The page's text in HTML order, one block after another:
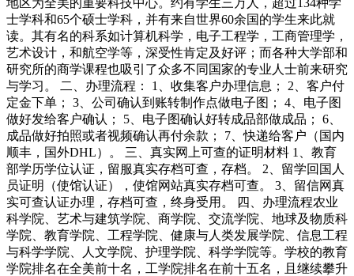
地区为全美的重要科技中心。约有学生三万人，超过134种学
士学科和65个硕士学科，并有来自世界60余国的学生来此就
读。其有名的科系如计算机科学，电子工程学，工商管理学，
艺术设计，和航空学等，深受性肯定及好评；而各种大学部和
研究所的商学课程也吸引了众多不同国家的专业人士前来研究
与学习。 二、办理流程： 1、收集客户办理信息； 2、客户付
定金下单； 3、公司确认到账转制作点做电子图； 4、电子图
做好发给客户确认； 5、电子图确认好转成品部做成品； 6、
成品做好拍照或者视频确认再付余款； 7、快递给客户（国内
顺丰，国外DHL）。 三、真实网上可查的证明材料 1、教育
部学历学位认证，留服真实存档可查，存档。 2、留学回国人
员证明（使馆认证），使馆网站真实存档可查。 3、留信网真
实可查认证办理，存档可查，终身受用。 四、办理流程农业
科学院、艺术与建筑学院、商学院、交流学院、地球及物质科
学院、教育学院、工程学院、健康与人类发展学院、信息工程
与科学学院、人文学院、护理学院、科学学院等。学校的教育
学院排名在全美前十名，工学院排名在前十五名，且继续攀升